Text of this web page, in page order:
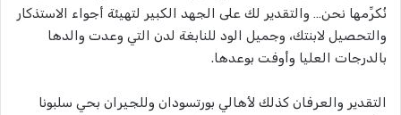
نُكرِّمها نحن… والتقدير لك على الجهد الكبير لتهيئة أجواء الاستذكار
والتحصيل لابنتك، وجميل الود للنابغة لدن التي وعدت والدها
بالدرجات العليا وأوفت بوعدها.
التقدير والعرفان كذلك لأهالي بورتسودان وللجيران بحي سلبونا